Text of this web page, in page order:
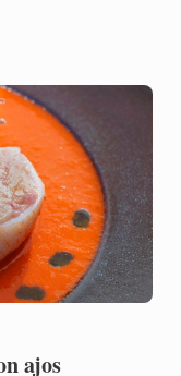
ajos